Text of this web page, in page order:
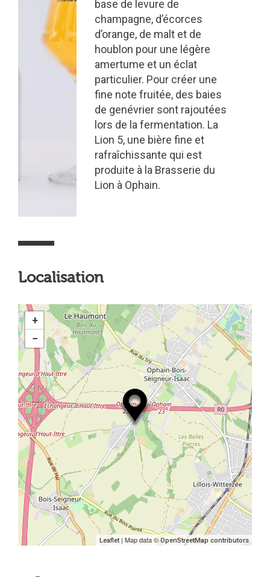
base de levure de
champagne, d’écorces
d’orange, de malt et de
houblon pour une légère
amertume et un éclat
particulier. Pour créer une
fine note fruitée, des baies
de genévrier sont rajoutées
lors de la fermentation. La
Lion 5, une bière fine et
rafraîchissante qui est
produite à la Brasserie du
Lion à Ophain.
Localisation
+
−
Leaflet | Map data ©OpenStreetMap contributors